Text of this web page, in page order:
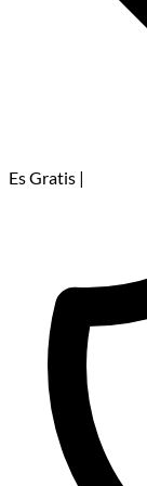
Es Gratis |